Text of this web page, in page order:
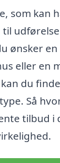
som kan
ønsker
eller en
du
Så
tilbud i